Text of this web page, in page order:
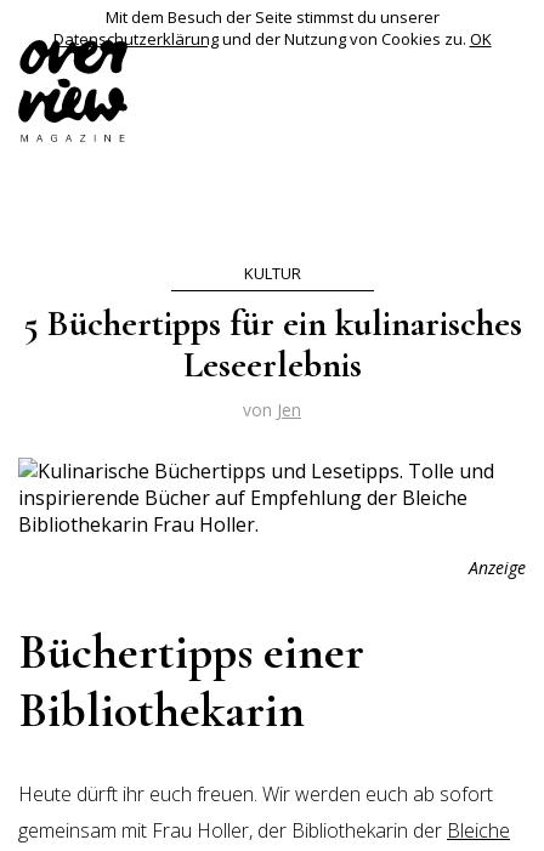
Mit dem Besuch der Seite stimmst du unserer
Datenschutzerklärungund der Nutzung von Cookies zu. OK
KULTUR
5 Büchertipps für ein kulinarisches
Leseerlebnis
von Jen
Anzeige
Büchertipps einer
Bibliothekarin
Heute dürft ihr euch freuen. Wir werden euch ab sofort
gemeinsam mit Frau Holler, der Bibliothekarin der Bleiche